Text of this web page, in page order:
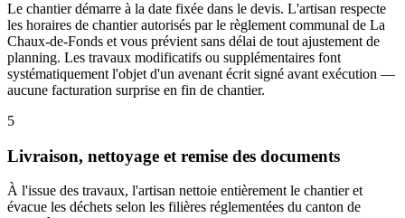
Le chantier démarre à la date fixée dans le devis. L'artisan respecte
les horaires de chantier autorisés par le règlement communal de La
Chaux-de-Fonds et vous prévient sans délai de tout ajustement de
planning. Les travaux modificatifs ou supplémentaires font
systématiquement l'objet d'un avenant écrit signé avant exécution —
aucune facturation surprise en fin de chantier.
5
Livraison, nettoyage et remise des documents
À l'issue des travaux, l'artisan nettoie entièrement le chantier et
évacue les déchets selon les filières réglementées du canton de